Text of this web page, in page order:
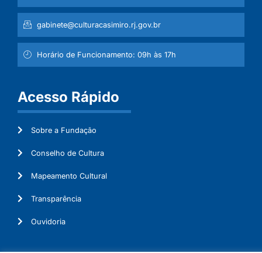
gabinete@culturacasimiro.rj.gov.br
Horário de Funcionamento: 09h às 17h
Acesso Rápido
Sobre a Fundação
Conselho de Cultura
Mapeamento Cultural
Transparência
Ouvidoria